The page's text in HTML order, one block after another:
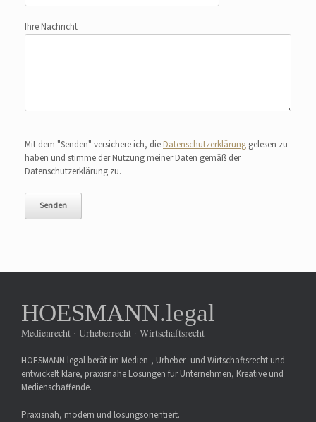
Ihre Nachricht
Mit dem "Senden" versichere ich, die Datenschutzerklärung gelesen zu
haben und stimme der Nutzung meiner Daten gemäß der
Datenschutzerklärung zu.
HOESMANN.legal
Medienrecht · Urheberrecht · Wirtschaftsrecht
HOESMANN.legal berät im Medien-, Urheber- und Wirtschaftsrecht und
entwickelt klare, praxisnahe Lösungen für Unternehmen, Kreative und
Medienschaffende.
Praxisnah, modern und lösungsorientiert.